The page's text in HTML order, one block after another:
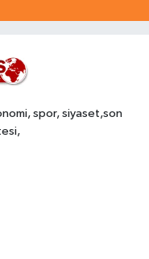
spor, siyaset,son